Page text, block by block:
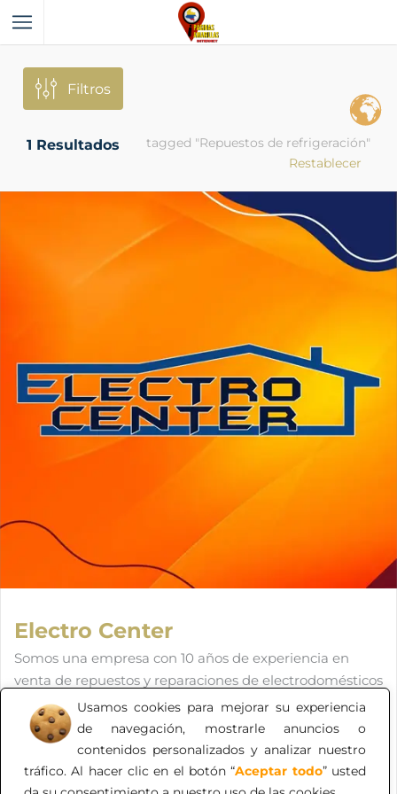
Usamos cookies para mejorar su experiencia
de navegación, mostrarle anuncios o
contenidos personalizados y analizar nuestro
tráfico. Al hacer clic en el botón “Aceptar todo” usted
Filtros
1 Resultados
tagged "Repuestos de refrigeración"
Restablecer
Electro Center
Somos una empresa con 10 años de experiencia en
venta de repuestos y reparaciones de electrodomésticos
de diferentes marcas, siempre buscando los mejores
estándares de desempeño y conocimiento de todos
nuestros colaboradores, trabajando siempre en equipo
para lograr la satisfacción del cliente.